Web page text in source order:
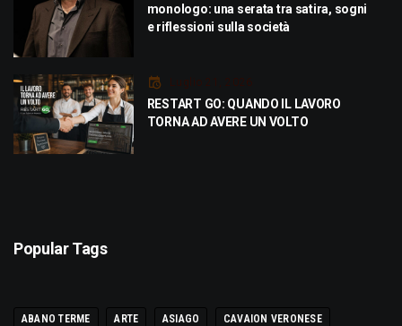
monologo: una serata tra satira, sogni
e riflessioni sulla società
Luglio 21, 2026
RESTART GO: QUANDO IL LAVORO
TORNA AD AVERE UN VOLTO
Popular Tags
ABANO TERME ARTE ASIAGO CAVAION VERONESE